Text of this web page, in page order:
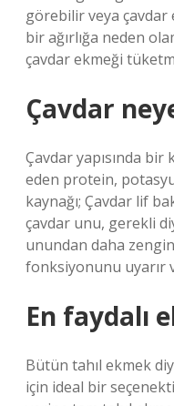
görebilir veya
bir ağırlığa neden
çavdar ekmeği
Çavdar
Çavdar yapısında
eden protein,
kaynağı; Çavdar lif
çavdar unu, gerekli
unundan daha
fonksiyonunu uyarır
En faydalı
Bütün tahıl ekmek
için ideal bir